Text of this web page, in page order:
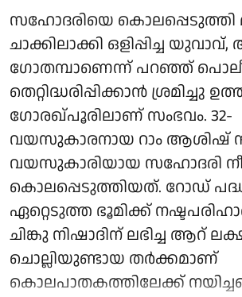
സഹോദരിയെ കൊലപ്പെടുത്തി
ചാക്കിലാക്കി ഒളിപ്പിച്ച
ഗോതമ്പാണെന്ന് പറഞ്ഞ്
തെറ്റിദ്ധരിപ്പിക്കാൻ ശ്രമിച്ചു
ഗോരഖ്പൂരിലാണ് സംഭവം. 32-
വയസുകാരനായ റാം ആശിഷ്
വയസുകാരിയായ സഹോദരി
കൊലപ്പെടുത്തിയത്. റോഡ്
ഏറ്റെടുത്ത ഭൂമിക്ക്
ചിങ്കു നിഷാദിന് ലഭിച്ച ആറ്
ചൊല്ലിയുണ്ടായ തർക്കമാണ്
കൊലപാതകത്തിലേക്ക്